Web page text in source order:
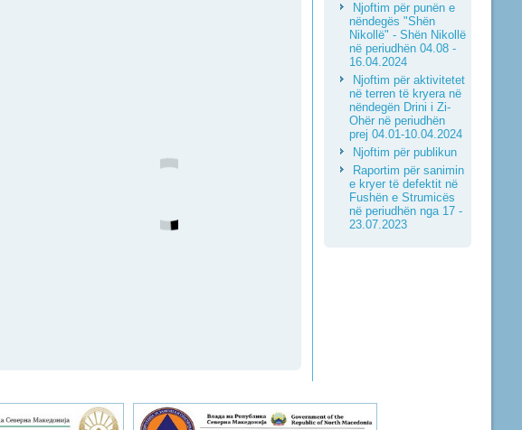
Njoftim për punën e
nëndegës "Shën
Nikollë" - Shën Nikollë
në periudhën 04.08 -
16.04.2024
Njoftim për aktivitetet
në terren të kryera në
nëndegën Drini i Zi-
Ohër në periudhën
prej 04.01-10.04.2024
Njoftim për publikun
Raportim për sanimin
e kryer të defektit në
Fushën e Strumicës
në periudhën nga 17 -
23.07.2023